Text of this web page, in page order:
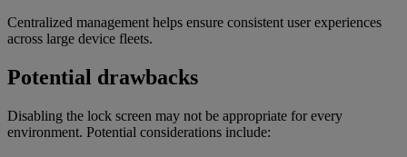
Centralized management helps ensure consistent user experiences
across large device fleets.
Potential drawbacks
Disabling the lock screen may not be appropriate for every
environment. Potential considerations include: